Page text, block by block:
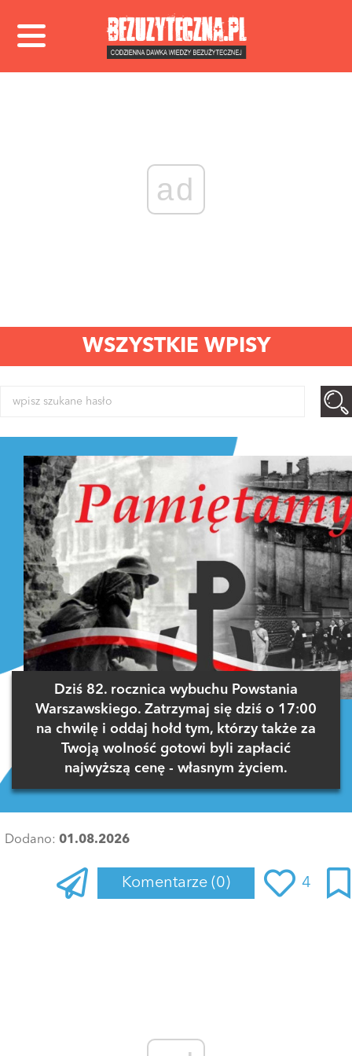
ad
WSZYSTKIE WPISY
Dziś 82. rocznica wybuchu Powstania
Warszawskiego. Zatrzymaj się dziś o 17:00
na chwilę i oddaj hołd tym, którzy także za
Twoją wolność gotowi byli zapłacić
najwyższą cenę - własnym życiem.
Dodano: 01.08.2026
Komentarze (0) 4